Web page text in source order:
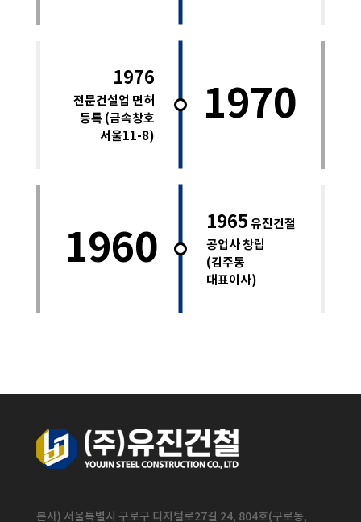
1970
1976
전문건설업 면허
등록 (금속창호
서울11-8)
1960
1965 유진건철
공업사 창립
(김주동
대표이사)
본사) 서울특별시 구로구 디지털로27길 24, 804호(구로동,